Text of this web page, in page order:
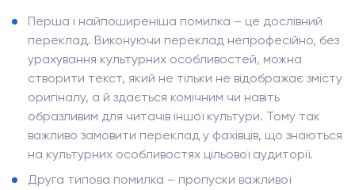
Перша і найпоширеніша помилка – це дослівний
переклад. Виконуючи переклад непрофесійно, без
урахування культурних особливостей, можна
створити текст, який не тільки не відображає змісту
оригіналу, а й здається комічним чи навіть
образливим для читачів іншої культури. Тому так
важливо замовити переклад у фахівців, що знаються
на культурних особливостях цільової аудиторії.
Друга типова помилка – пропуски важливої